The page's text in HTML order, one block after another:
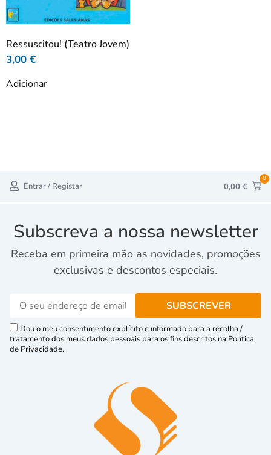
Ressuscitou! (Teatro Jovem)
3,00 €
Adicionar
Entrar / Registar 0,00 €
0
Subscreva a nossa newsletter
Receba em primeira mão as novidades, promoções
exclusivas e descontos especiais.
Dou o meu consentimento explícito e informado para a recolha /
tratamento dos meus dados pessoais para os fins descritos na Política
de Privacidade.